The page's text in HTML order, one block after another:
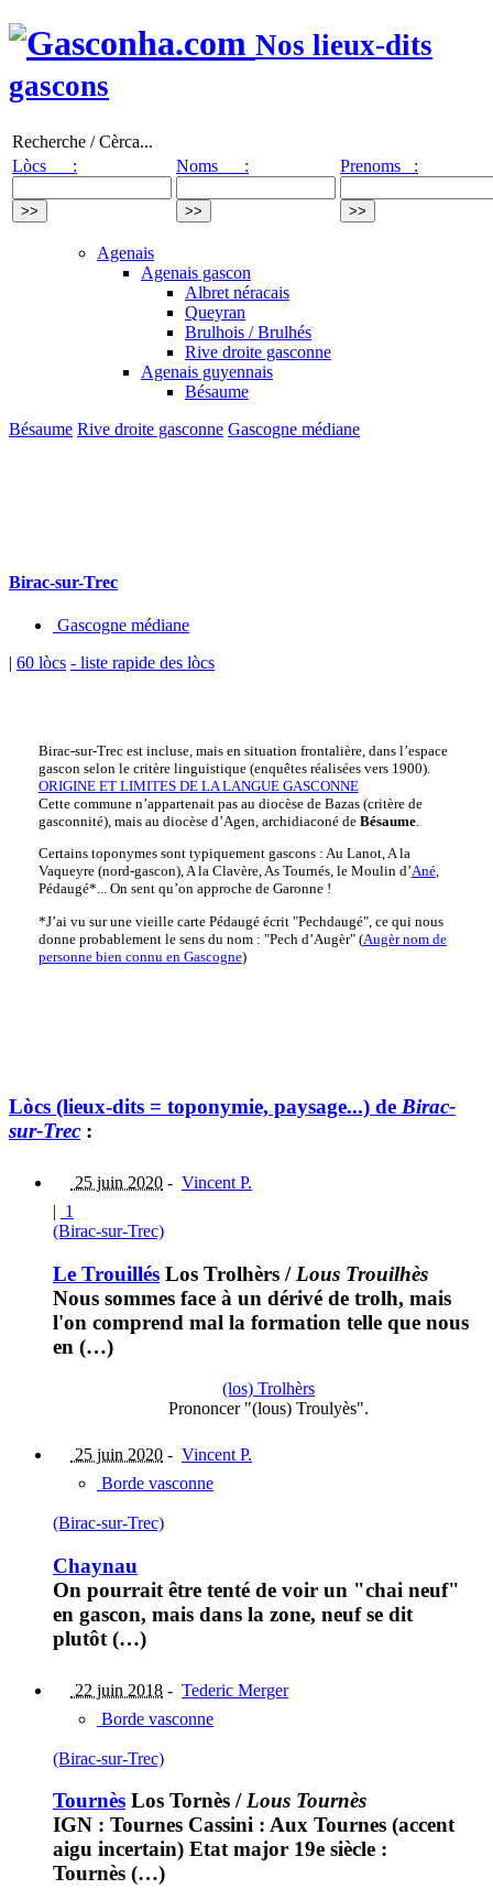
Nos lieux-dits
gascons
Recherche / Cèrca...
Lòcs :
Noms : Prenoms :
Agenais
Agenais gascon
Albret néracais
Queyran
Brulhois / Brulhés
Rive droite gasconne
Agenais guyennais
Bésaume
Bésaume Rive droite gasconne Gascogne médiane
Birac-sur-Trec
Gascogne médiane
| 60 lòcs - liste rapide des lòcs
Birac-sur-Trec est incluse, mais en situation frontalière, dans l’espace
gascon selon le critère linguistique (enquêtes réalisées vers 1900).
ORIGINE ET LIMITES DE LA LANGUE GASCONNE
Cette commune n’appartenait pas au diocèse de Bazas (critère de
gasconnité), mais au diocèse d’Agen, archidiaconé de Bésaume.
Certains toponymes sont typiquement gascons : Au Lanot, A la
Vaqueyre (nord-gascon), A la Clavère, As Tournés, le Moulin d’Ané,
Pédaugé*... On sent qu’on approche de Garonne !
*J’ai vu sur une vieille carte Pédaugé écrit "Pechdaugé", ce qui nous
donne probablement le sens du nom : "Pech d’Augèr" (Augèr nom de
personne bien connu en Gascogne)
Lòcs (lieux-dits = toponymie, paysage...) de Birac-
sur-Trec :
25 juin 2020 - Vincent P.
| 1
(Birac-sur-Trec)
Le Trouillés Los Trolhèrs / Lous Trouilhès
Nous sommes face à un dérivé de trolh, mais
l'on comprend mal la formation telle que nous
en (…)
(los) Trolhèrs
Prononcer "(lous) Troulyès".
25 juin 2020 - Vincent P.
Borde vasconne
(Birac-sur-Trec)
Chaynau
On pourrait être tenté de voir un "chai neuf"
en gascon, mais dans la zone, neuf se dit
plutôt (…)
22 juin 2018 - Tederic Merger
Borde vasconne
(Birac-sur-Trec)
Tournès Los Tornès /Lous Tournès
IGN : Tournes Cassini : Aux Tournes (accent
aigu incertain) Etat major 19e siècle :
Tournès (…)